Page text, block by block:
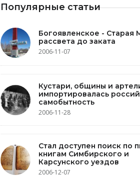
Популярные статьи
Богоявленское - Старая
рассвета до заката
2006-11-07
Кустари, общины и
импортировалась
самобытность
2006-11-28
Стал доступен поиск по
книгам Симбирского и
Карсунского уездов
2006-12-07